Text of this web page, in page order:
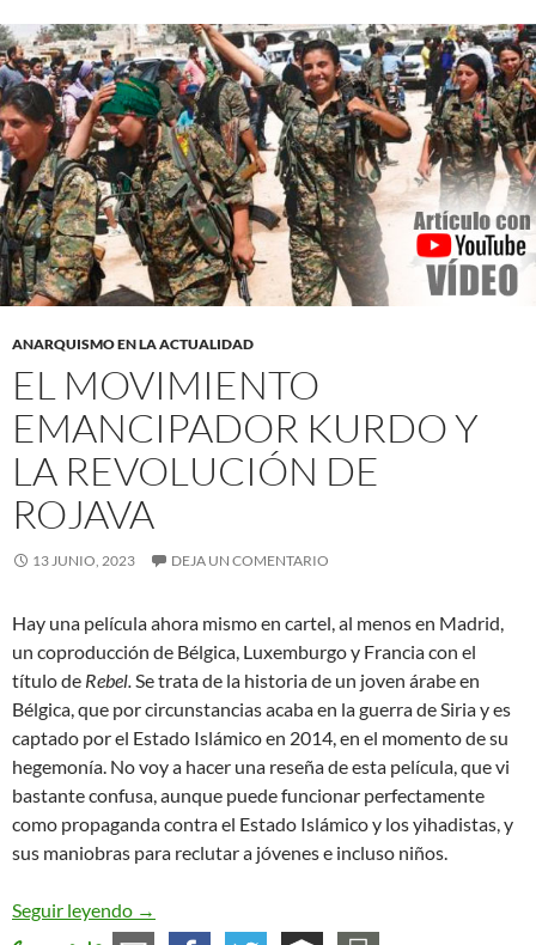
ANARQUISMO EN LA ACTUALIDAD
EL MOVIMIENTO
EMANCIPADOR KURDO Y
LA REVOLUCIÓN DE
ROJAVA
13 JUNIO, 2023 DEJA UN COMENTARIO
Hay una película ahora mismo en cartel, al menos en Madrid,
un coproducción de Bélgica, Luxemburgo y Francia con el
título de Rebel.Se trata de la historia de un joven árabe en
Bélgica, que por circunstancias acaba en la guerra de Siria y es
captado por el Estado Islámico en 2014, en el momento de su
hegemonía. No voy a hacer una reseña de esta película, que vi
bastante confusa, aunque puede funcionar perfectamente
como propaganda contra el Estado Islámico y los yihadistas, y
sus maniobras para reclutar a jóvenes e incluso niños.
Seguir leyendo El movimiento emancipador kurdo y la
→